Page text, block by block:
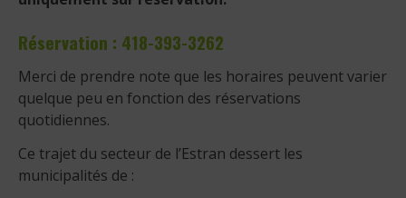
Réservation : 418-393-3262
Merci de prendre note que les horaires peuvent varier
quelque peu en fonction des réservations
quotidiennes.
Ce trajet du secteur de l’Estran dessert les
municipalités de :